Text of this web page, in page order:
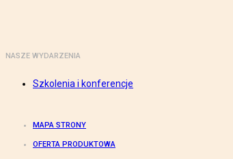
NASZE WYDARZENIA
Szkolenia i konferencje
MAPA STRONY
OFERTA PRODUKTOWA